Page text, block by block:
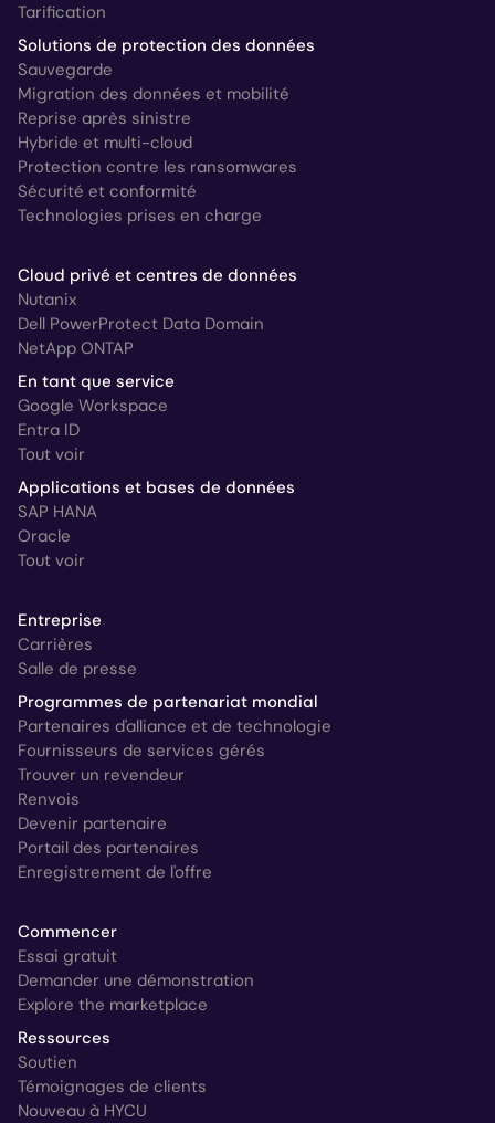
Tarification
Solutions de protection des données
Sauvegarde
Migration des données et mobilité
Reprise après sinistre
Hybride et multi-cloud
Protection contre les ransomwares
Sécurité et conformité
Technologies prises en charge
Cloud privé et centres de données
Nutanix
Dell PowerProtect Data Domain
NetApp ONTAP
En tant que service
Google Workspace
Entra ID
Tout voir
Applications et bases de données
SAP HANA
Oracle
Tout voir
Entreprise
Carrières
Salle de presse
Programmes de partenariat mondial
Partenaires d'alliance et de technologie
Fournisseurs de services gérés
Trouver un revendeur
Renvois
Devenir partenaire
Portail des partenaires
Enregistrement de l'offre
Commencer
Essai gratuit
Demander une démonstration
Explore the marketplace
Ressources
Soutien
Témoignages de clients
Nouveau à HYCU